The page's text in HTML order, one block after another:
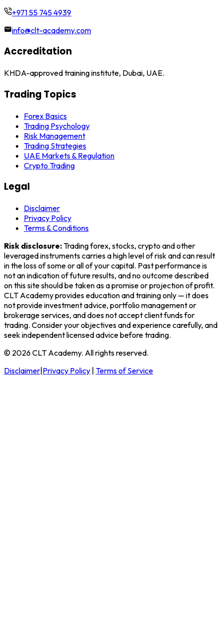
+971 55 745 4939
info@clt-academy.com
Accreditation
KHDA-approved training institute, Dubai, UAE.
Trading Topics
Forex Basics
Trading Psychology
Risk Management
Trading Strategies
UAE Markets & Regulation
Crypto Trading
Legal
Disclaimer
Privacy Policy
Terms & Conditions
Risk disclosure:Trading forex, stocks, crypto and other
leveraged instruments carries a high level of risk and can result
in the loss of some or all of your capital. Past performance is
not an indication of future results, and no outcome described
on this site should be taken as a promise or projection of profit.
CLT Academyprovides education and training only — it does
not provide investment advice, portfolio management or
brokerage services, and does not accept client funds for
trading. Consider your objectives and experience carefully, and
seek independent licensed advice before trading.
© 2026 CLT Academy. All rights reserved.
Disclaimer|Privacy Policy | Terms of Service